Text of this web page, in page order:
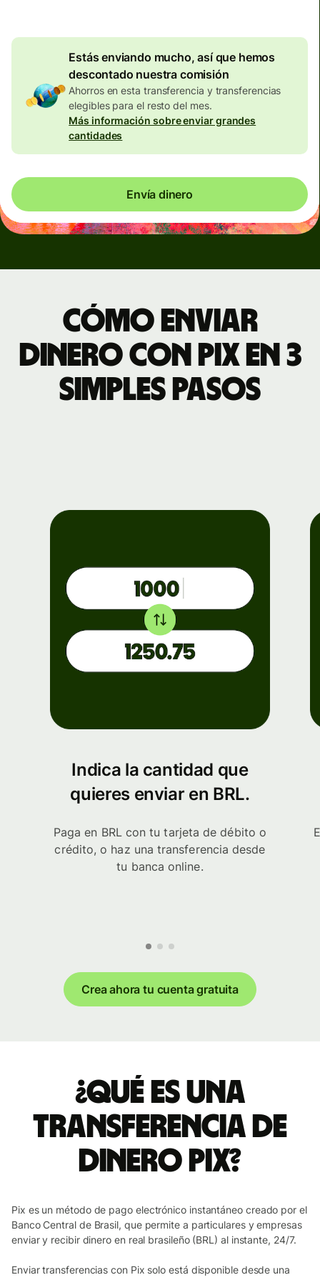
Estás enviando mucho, así que hemos
descontado nuestra comisión
Ahorros en esta transferencia y transferencias
elegibles para el resto del mes.
Más información sobre enviar grandes
cantidades
Envía dinero
Cómo enviar
dinero con Pix en 3
simples pasos
Indica la cantidad que
quieres enviar en BRL.
Paga en BRL con tu tarjeta de débito o
crédito, o haz una transferencia desde
tu banca online.
Crea ahora tu cuenta gratuita
¿Qué es una
transferencia de
dinero Pix?
Pix es un método de pago electrónico instantáneo creado por el
Banco Central de Brasil, que permite a particulares y empresas
enviar y recibir dinero en real brasileño (BRL) al instante, 24/7.
Enviar transferencias con Pix solo está disponible desde una